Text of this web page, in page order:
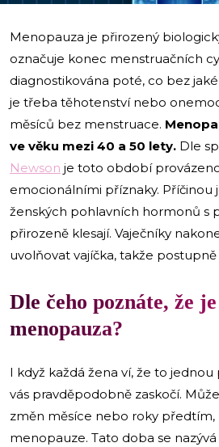
Menopauza je přirozený
označuje konec menstruačních
diagnostikována poté, co bez
je třeba těhotenství nebo
měsíců bez menstruace.
ve věku mezi 40 a 50 lety. Dle
Newson je toto období
emocionálními příznaky. Příčinou
ženských pohlavních hormonů s
přirozeně klesají. Vaječníky
uvolňovat vajíčka, takže
Dle čeho poznáte, že
menopauza?
I když každá žena ví, že to
vás pravděpodobně zaskočí.
změn měsíce nebo roky předtím,
menopauze. Tato doba se